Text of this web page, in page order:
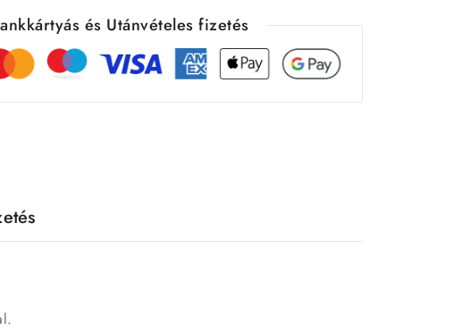
és Utánvételes fizetés